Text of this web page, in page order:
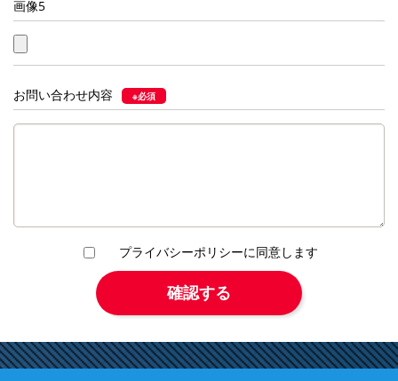
画像5
お問い合わせ内容 ※必須
プライバシーポリシーに同意します